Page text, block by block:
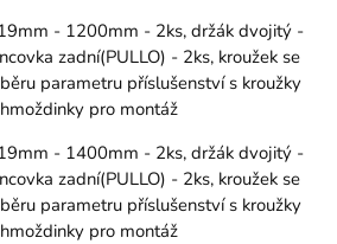
- 1200mm - 2ks, držák dvojitý -
zadní(PULLO) - 2ks, kroužek se
parametru příslušenství s kroužky
pro montáž
- 1400mm - 2ks, držák dvojitý -
zadní(PULLO) - 2ks, kroužek se
parametru příslušenství s kroužky
pro montáž